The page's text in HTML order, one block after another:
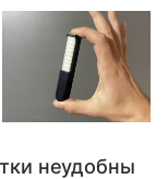
неудобны